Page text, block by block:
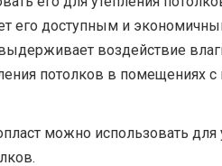
его доступным и
воздействие
потолков в помещениях
можно использовать